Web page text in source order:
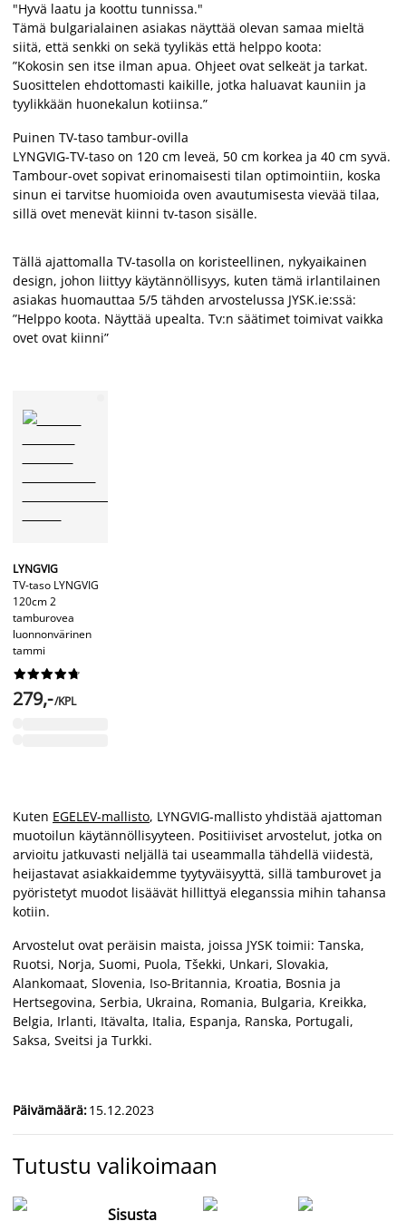
"Hyvä laatu ja koottu tunnissa."
Tämä bulgarialainen asiakas näyttää olevan samaa mieltä
siitä, että senkki on sekä tyylikäs että helppo koota:
”Kokosin sen itse ilman apua. Ohjeet ovat selkeät ja tarkat.
Suosittelen ehdottomasti kaikille, jotka haluavat kauniin ja
tyylikkään huonekalun kotiinsa.”
Puinen TV-taso tambur-ovilla
LYNGVIG-TV-taso on 120 cm leveä, 50 cm korkea ja 40 cm syvä.
Tambour-ovet sopivat erinomaisesti tilan optimointiin, koska
sinun ei tarvitse huomioida oven avautumisesta vievää tilaa,
sillä ovet menevät kiinni tv-tason sisälle.
Tällä ajattomalla TV-tasolla on koristeellinen, nykyaikainen
design, johon liittyy käytännöllisyys, kuten tämä irlantilainen
asiakas huomauttaa 5/5 tähden arvostelussa JYSK.ie:ssä:
”Helppo koota. Näyttää upealta. Tv:n säätimet toimivat vaikka
ovet ovat kiinni”
LYNGVIG
TV-taso LYNGVIG
120cm 2
tamburovea
luonnonvärinen
tammi






279,-/KPL
Kuten EGELEV-mallisto, LYNGVIG-mallisto yhdistää ajattoman
muotoilun käytännöllisyyteen. Positiiviset arvostelut, jotka on
arvioitu jatkuvasti neljällä tai useammalla tähdellä viidestä,
heijastavat asiakkaidemme tyytyväisyyttä, sillä tamburovet ja
pyöristetyt muodot lisäävät hillittyä eleganssia mihin tahansa
kotiin.
Arvostelut ovat peräisin maista, joissa JYSK toimii: Tanska,
Ruotsi, Norja, Suomi, Puola, Tšekki, Unkari, Slovakia,
Alankomaat, Slovenia, Iso-Britannia, Kroatia, Bosnia ja
Hertsegovina, Serbia, Ukraina, Romania, Bulgaria, Kreikka,
Belgia, Irlanti, Itävalta, Italia, Espanja, Ranska, Portugali,
Saksa, Sveitsi ja Turkki.
Päivämäärä:15.12.2023
Tutustu valikoimaan
Sisusta